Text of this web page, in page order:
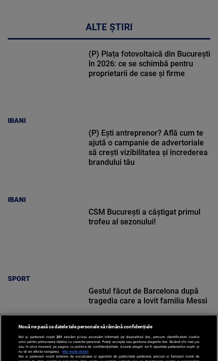
ALTE ȘTIRI
IBANI
(P) Piața fotovoltaică din București
în 2026: ce se schimbă pentru
proprietarii de case și firme
IBANI
(P) Ești antreprenor? Află cum te
ajută o campanie de advertoriale
să crești vizibilitatea și încrederea
brandului tău
SPORT
CSM București a câștigat primul
trofeu al sezonului!
SPORT
Gestul făcut de Barcelona după
tragedia care a lovit familia Messi
Nouă ne pasă ca datele tale personale să rămână confidențiale
Noi și partenerii noștri 201 stocăm și/sau accesăm informații pe dispozitivul dvs., precum identificatorii cookie
unici pentru prelucrarea datelor cu caracter personal. Puteți accepta sau gestiona alegerile dvs. făcând clic mai jos
sau în orice moment, pe pagina cu politica de confidențialitate. Aceste alegeri vor fi raportate partenerilor noștri și
nu vă vor afecta navigarea.
Mai multe detalii
Noi si partenerii nostri (retelele de socializare si agentiile de publicitate partenere, precum si furnizorii nostri de